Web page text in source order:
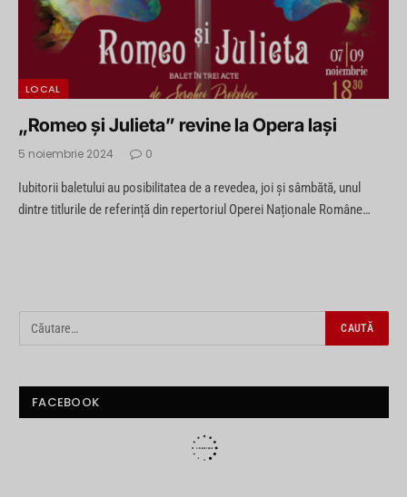
LOCAL
„Romeo și Julieta” revine la Opera Iași
5 noiembrie 2024 0
Iubitorii baletului au posibilitatea de a revedea, joi și sâmbătă, unul
dintre titlurile de referință din repertoriul Operei Naționale Române…
FACEBOOK